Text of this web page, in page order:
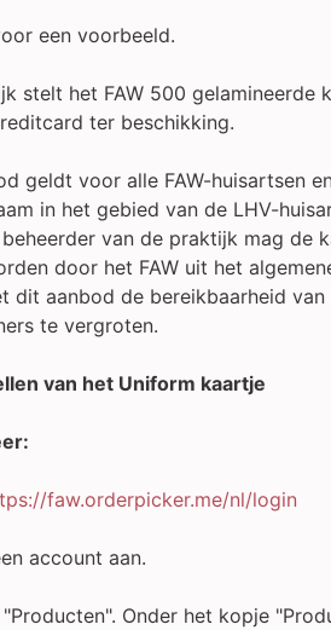
een voorbeeld.
stelt het FAW 500 gelamineerde
ter beschikking.
geldt voor alle FAW-huisartsen
in het gebied van de LHV-
van de praktijk mag de
door het FAW uit het
dit aanbod de bereikbaarheid
te vergroten.
van het Uniform kaartje
faw.orderpicker.me/nl/login
account aan.
Onder het kopje